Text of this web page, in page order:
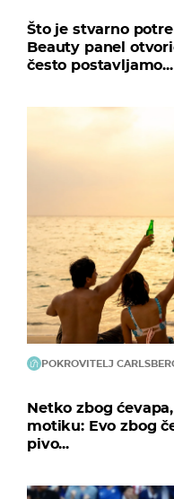
Što je stvarno
Beauty panel
često postavljamo...
POKROVITELJ
Netko zbog
motiku: Evo zbog
pivo...